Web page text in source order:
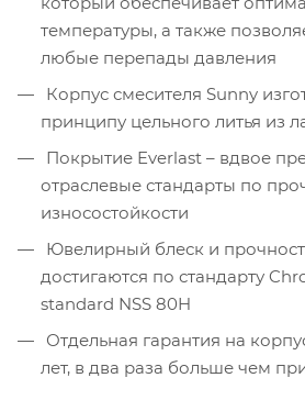
температуры, а также
любые перепады давления
Корпус смесителя Sunny
принципу цельного литья из
Покрытие Everlast – вдвое
отраслевые стандарты по
износостойкости
Ювелирный блеск и
достигаются по стандарту
standard NSS 80H
Отдельная гарантия на
лет, в два раза больше чем